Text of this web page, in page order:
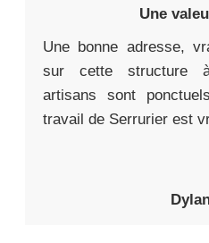
Une
Une bonne adresse,
sur cette structure
artisans sont
travail de Serrurier est